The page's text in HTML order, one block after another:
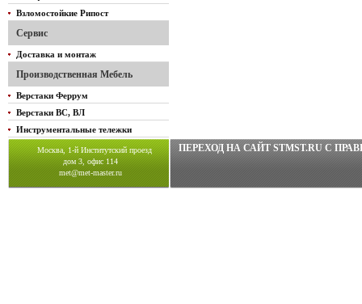
Взломостойкие Рипост
Сервис
Доставка и монтаж
Производственная Мебель
Верстаки Феррум
Верстаки ВС, ВЛ
Инструментальные тележки
Москва, 1-й Институтский проезд
дом 3, офис 114
met@met-master.ru
ПЕРЕХОД НА САЙТ STMST.RU C